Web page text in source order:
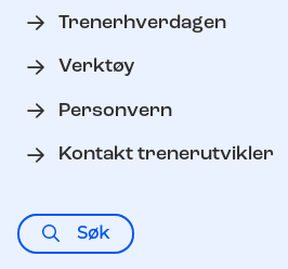
Trenerhverdagen
Verktøy
Personvern
Kontakt trenerutvikler
Søk